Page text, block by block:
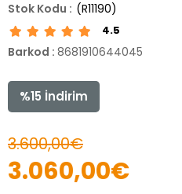
(R11190)
4.5
Barkod : 8681910644045
%15 İndirim
3.600,00€
3.060,00€